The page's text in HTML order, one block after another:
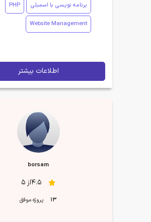
برنامه نویسی با اسمبلی PHP
Website Management
اطلاعات بیشتر
borsam
4.5از 5
13 پروژه موفق